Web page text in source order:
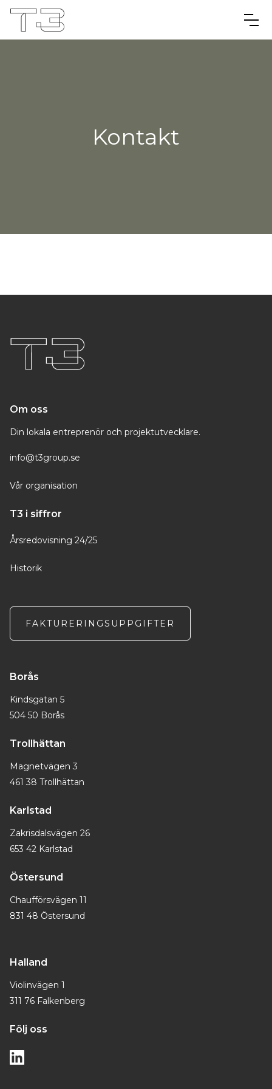
Kontakt
Om oss
Din lokala entreprenör och projektutvecklare.
info@t3group.se
Vår organisation
T3 i siffror
Årsredovisning 24/25
Historik
FAKTURERINGSUPPGIFTER
Borås
Kindsgatan 5
504 50 Borås
Trollhättan
Magnetvägen 3
461 38 Trollhättan
Karlstad
Zakrisdalsvägen 26
653 42 Karlstad
Östersund
Chaufförsvägen 11
831 48 Östersund
Halland
Violinvägen 1
311 76 Falkenberg
Följ oss